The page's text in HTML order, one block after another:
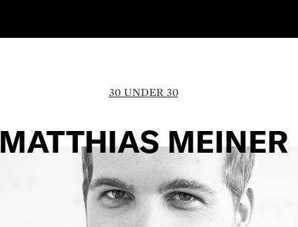
30 UNDER 30
MATTHIAS MEINER